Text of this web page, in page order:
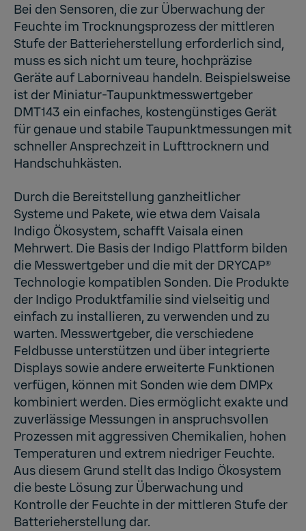
Bei den Sensoren, die zur Überwachung der
Feuchte im Trocknungsprozess der mittleren
Stufe der Batterieherstellung erforderlich sind,
muss es sich nicht um teure, hochpräzise
Geräte auf Laborniveau handeln. Beispielsweise
ist der Miniatur-Taupunktmesswertgeber
DMT143 ein einfaches, kostengünstiges Gerät
für genaue und stabile Taupunktmessungen mit
schneller Ansprechzeit in Lufttrocknern und
Handschuhkästen.
Durch die Bereitstellung ganzheitlicher
Systeme und Pakete, wie etwa dem Vaisala
Indigo Ökosystem, schafft Vaisala einen
Mehrwert. Die Basis der Indigo Plattform bilden
die Messwertgeber und die mit der DRYCAP®
Technologie kompatiblen Sonden. Die Produkte
der Indigo Produktfamilie sind vielseitig und
einfach zu installieren, zu verwenden und zu
warten. Messwertgeber, die verschiedene
Feldbusse unterstützen und über integrierte
Displays sowie andere erweiterte Funktionen
verfügen, können mit Sonden wie dem DMPx
kombiniert werden. Dies ermöglicht exakte und
zuverlässige Messungen in anspruchsvollen
Prozessen mit aggressiven Chemikalien, hohen
Temperaturen und extrem niedriger Feuchte.
Aus diesem Grund stellt das Indigo Ökosystem
die beste Lösung zur Überwachung und
Kontrolle der Feuchte in der mittleren Stufe der
Batterieherstellung dar.